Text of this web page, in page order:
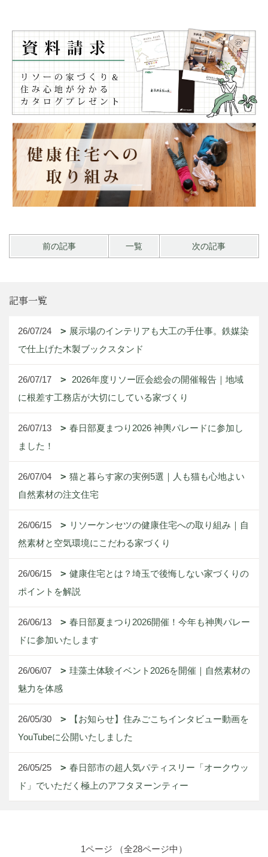
前の記事 一覧 次の記事
記事一覧
26/07/24
展示場のインテリアも大工の手仕事。鉄媒染
で仕上げた木製ブックスタンド
26/07/17
2026年度リソー匠会総会の開催報告｜地域
に根差す工務店が大切にしている家づくり
26/07/13
春日部夏まつり2026 神輿パレードに参加し
ました！
26/07/04
猫と暮らす家の実例5選｜人も猫も心地よい
自然素材の注文住宅
26/06/15
リソーケンセツの健康住宅への取り組み｜自
然素材と空気環境にこだわる家づくり
26/06/15
健康住宅とは？埼玉で後悔しない家づくりの
ポイントを解説
26/06/13
春日部夏まつり2026開催！今年も神輿パレー
ドに参加いたします
26/06/07
珪藻土体験イベント2026を開催｜自然素材の
魅力を体感
26/05/30
【お知らせ】住みごこちインタビュー動画を
YouTubeに公開いたしました
26/05/25
春日部市の超人気パティスリー「オークウッ
ド」でいただく極上のアフタヌーンティー
1ページ （全28ページ中）